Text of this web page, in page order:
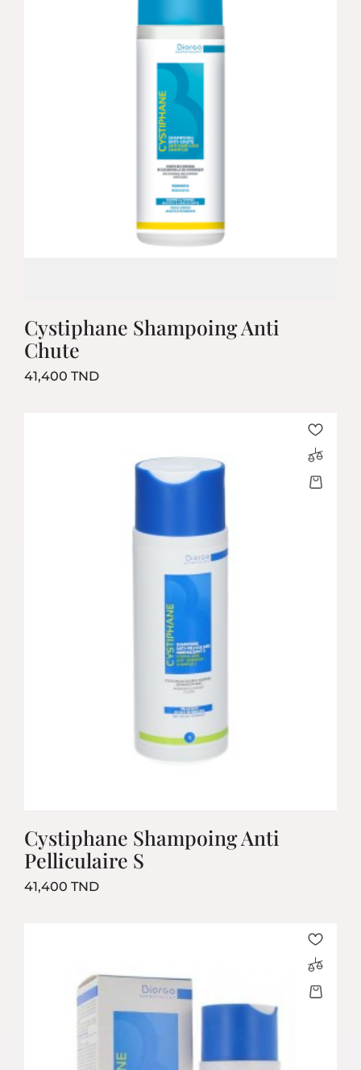
Cystiphane Shampoing Anti
Chute
41,400 TNDPrix
Cystiphane Shampoing Anti
Pelliculaire S
41,400 TNDPrix